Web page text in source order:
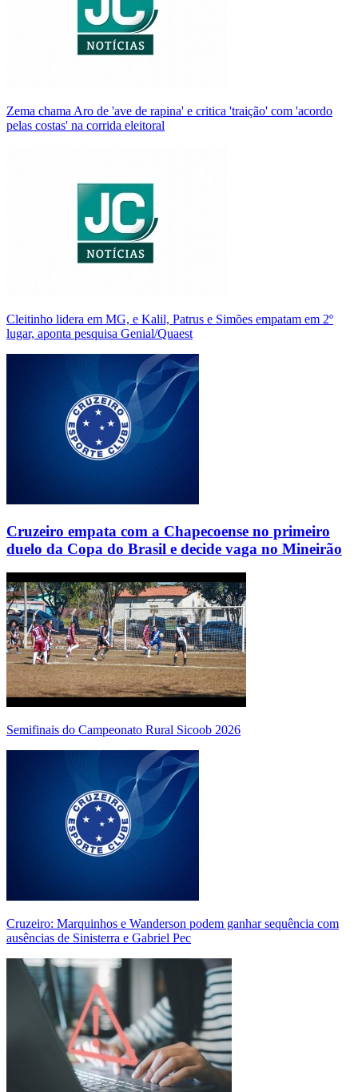
Zema chama Aro de 'ave de rapina' e critica 'traição' com 'acordo
pelas costas' na corrida eleitoral
Cleitinho lidera em MG, e Kalil, Patrus e Simões empatam em 2º
lugar, aponta pesquisa Genial/Quaest
Cruzeiro empata com a Chapecoense no primeiro
duelo da Copa do Brasil e decide vaga no Mineirão
Semifinais do Campeonato Rural Sicoob 2026
Cruzeiro: Marquinhos e Wanderson podem ganhar sequência com
ausências de Sinisterra e Gabriel Pec